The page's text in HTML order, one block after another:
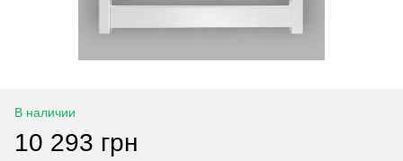
В наличии
10 293 грн